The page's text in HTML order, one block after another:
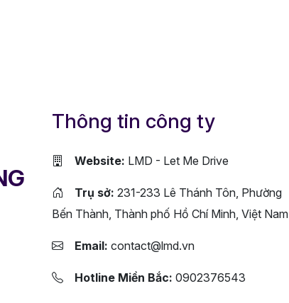
Thông tin công ty
Website: LMD - Let Me Drive
Trụ sở: 231-233 Lê Thánh Tôn, Phường
Bến Thành, Thành phố Hồ Chí Minh, Việt Nam
Email: contact@lmd.vn
Hotline Miền Bắc: 0902376543